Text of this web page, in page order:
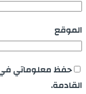
الموقع
حفظ معلوماتي
القادمة.